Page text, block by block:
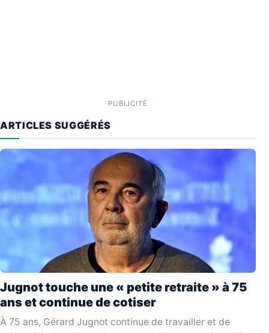
PUBLICITÉ
ARTICLES SUGGÉRÉS
Jugnot touche une « petite retraite » à 75
ans et continue de cotiser
À 75 ans, Gérard Jugnot continue de travailler et de